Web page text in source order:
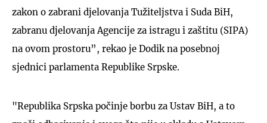
zakon o zabrani djelovanja Tužiteljstva i Suda BiH,
zabranu djelovanja Agencije za istragu i zaštitu (SIPA)
na ovom prostoru”, rekao je Dodik na posebnoj
sjednici parlamenta Republike Srpske.
"Republika Srpska počinje borbu za Ustav BiH, a to